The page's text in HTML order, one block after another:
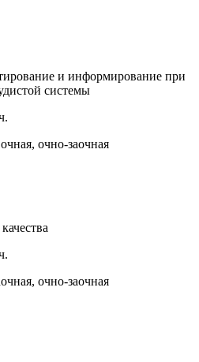
и информирование при
системы
очно-заочная
очно-заочная